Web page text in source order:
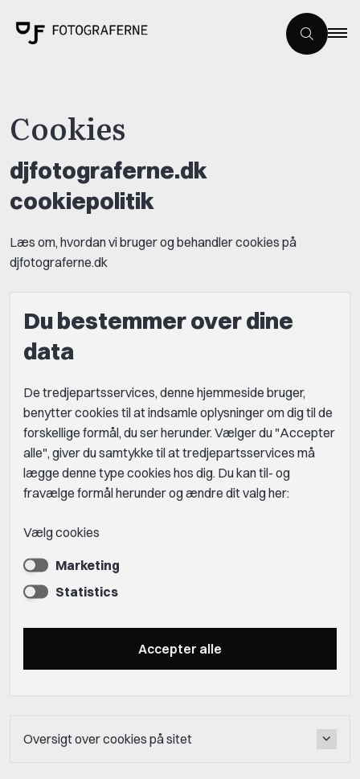
Cookies
djfotograferne.dk
cookiepolitik
Læs om, hvordan vi bruger og behandler cookies på
djfotograferne.dk
Du bestemmer over dine
data
De tredjepartsservices, denne hjemmeside bruger,
benytter cookies til at indsamle oplysninger om dig til de
forskellige formål, du ser herunder. Vælger du "Accepter
alle", giver du samtykke til at tredjepartsservices må
lægge denne type cookies hos dig. Du kan til- og
fravælge formål herunder og ændre dit valg her:
Vælg cookies
Marketing
Statistics
Accepter alle
Oversigt over cookies på sitet